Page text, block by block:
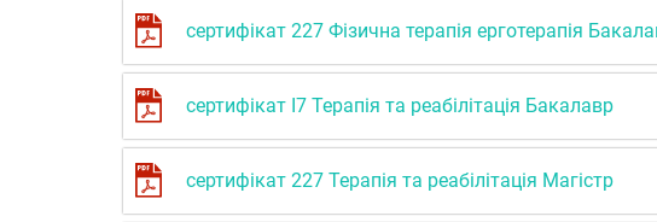
сертифікат 227 Фізична терапія ерготерапія
сертифікат І7 Терапія та реабілітація Бакалавр
сертифікат 227 Терапія та реабілітація Магістр